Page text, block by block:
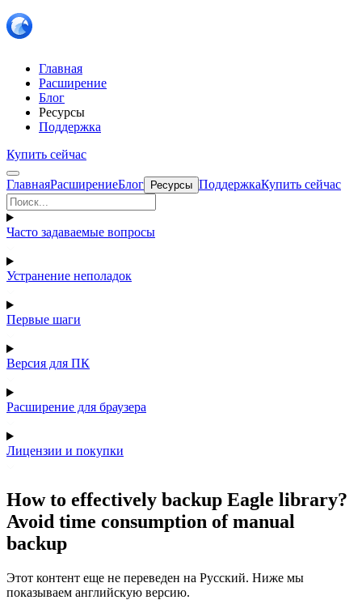
Главная
Расширение
Блог
Ресурсы
Поддержка
Купить сейчас
ГлавнаяРасширениеБлог Ресурсы ПоддержкаКупить сейчас
Часто задаваемые вопросы
Устранение неполадок
Первые шаги
Версия для ПК
Расширение для браузера
Лицензии и покупки
How to effectively backup Eagle library?
Avoid time consumption of manual
backup
Этот контент еще не переведен на Русский. Ниже мы
показываем английскую версию.